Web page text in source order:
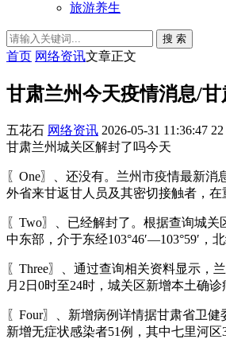
旅游养生
搜 索
首页 网络资讯文章正文
甘肃兰州今天疫情消息/
五花石 网络资讯 2026-05-31 11:36:47 22
甘肃兰州城关区解封了吗今天
〖One〗、还没有。兰州市疫情最新
外省来甘返甘人员及其密切接触者，在
〖Two〗、已经解封了。根据查询城
中东部，介于东经103°46′—103°59′，北
〖Three〗、通过查询相关资料显示，
月2日0时至24时，城关区新增本土确
〖Four〗、新增病例详情据甘肃省卫
新增无症状感染者51例，其中七里河区